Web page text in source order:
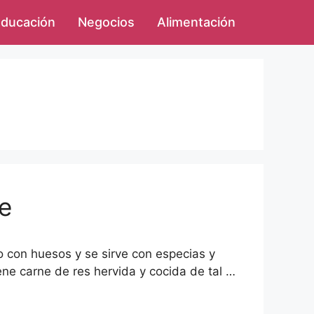
Negocios Alimentación
huesos y se sirve con especias y
carne de res hervida y cocida de tal …